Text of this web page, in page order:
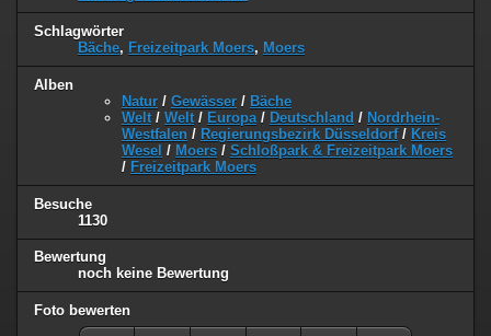
Schlagwörter
Bäche, Freizeitpark Moers, Moers
Alben
Natur / Gewässer / Bäche
Welt / Welt / Europa / Deutschland / Nordrhein-
Westfalen / Regierungsbezirk Düsseldorf/ Kreis
Wesel / Moers / Schloßpark & Freizeitpark Moers
/ Freizeitpark Moers
Besuche
1130
Bewertung
noch keine Bewertung
Foto bewerten